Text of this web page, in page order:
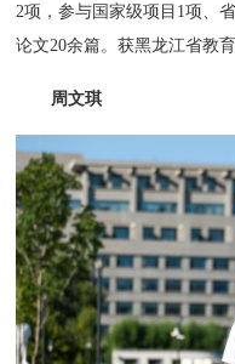
2项，参与国家级项目1项、
论文20余篇。获黑龙江省教
周文琪